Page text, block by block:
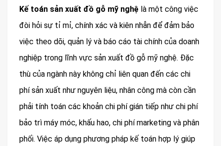
Kế toán sản xuất đồ gỗ mỹ nghệ là một công việc
đòi hỏi sự tỉ mỉ, chính xác và kiên nhẫn để đảm bảo
việc theo dõi, quản lý và báo cáo tài chính của doanh
nghiệp trong lĩnh vực sản xuất đồ gỗ mỹ nghệ. Đặc
thù của ngành này không chỉ liên quan đến các chi
phí sản xuất như nguyên liệu, nhân công mà còn cần
phải tính toán các khoản chi phí gián tiếp như chi phí
bảo trì máy móc, khấu hao, chi phí marketing và phân
phối. Việc áp dụng phương pháp kế toán hợp lý giúp